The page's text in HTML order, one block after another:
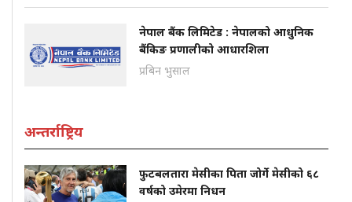
नेपाल बैंक लिमिटेड : नेपालको आधुनिक
बैंकिङ प्रणालीको आधारशिला
प्रबिन भुसाल
अन्तर्राष्ट्रिय
फुटबलतारा मेसीका पिता जोर्गे मेसीको ६८
वर्षको उमेरमा निधन